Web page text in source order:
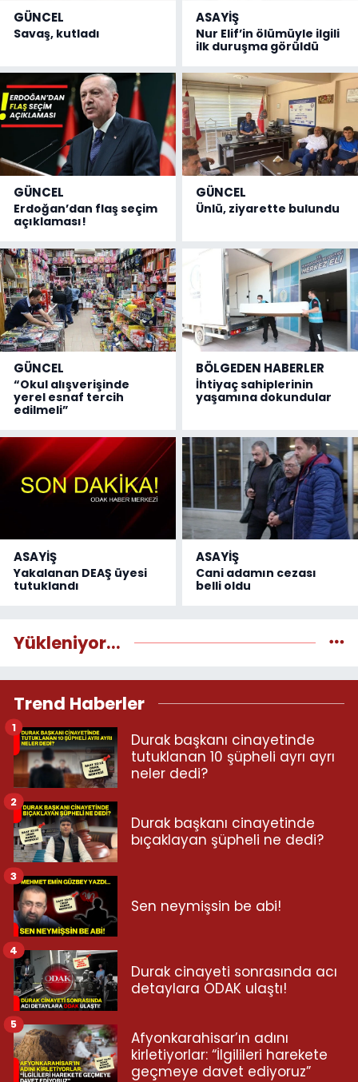
GÜNCEL
Savaş, kutladı
ASAYİŞ
Nur Elif’in ölümüyle ilgili
ilk duruşma görüldü
GÜNCEL
Erdoğan’dan flaş seçim
açıklaması!
GÜNCEL
Ünlü, ziyarette bulundu
GÜNCEL
“Okul alışverişinde
yerel esnaf tercih
edilmeli”
BÖLGEDEN HABERLER
İhtiyaç sahiplerinin
yaşamına dokundular
ASAYİŞ
Yakalanan DEAŞ üyesi
tutuklandı
ASAYİŞ
Cani adamın cezası
belli oldu
Yükleniyor...
Trend Haberler
Durak başkanı cinayetinde
tutuklanan 10 şüpheli ayrı ayrı
neler dedi?
1
Durak başkanı cinayetinde
bıçaklayan şüpheli ne dedi?
2
Sen neymişsin be abi!
3
Durak cinayeti sonrasında acı
detaylara ODAK ulaştı!
4
Afyonkarahisar’ın adını
kirletiyorlar: “İlgilileri harekete
geçmeye davet ediyoruz”
5